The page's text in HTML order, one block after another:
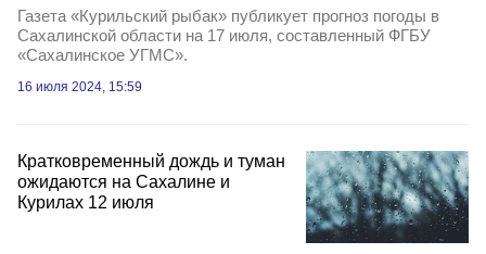
Газета «Курильский рыбак» публикует прогноз погоды в
Сахалинской области на 17 июля, составленный ФГБУ
«Сахалинское УГМС».
16 июля 2024, 15:59
Кратковременный дождь и туман
ожидаются на Сахалине и
Курилах 12 июля